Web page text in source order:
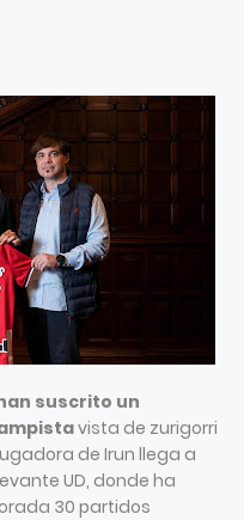
suscrito un
vista de zurigorri
de Irun llega a
UD, donde ha
30 partidos